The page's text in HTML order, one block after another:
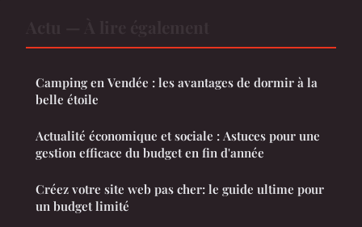
Camping en Vendée : les avantages de dormir à la
belle étoile
Actualité économique et sociale : Astuces pour une
gestion efficace du budget en fin d'année
Créez votre site web pas cher: le guide ultime pour
un budget limité